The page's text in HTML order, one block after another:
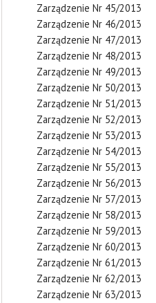
Zarządzenie Nr 45/2013
Zarządzenie Nr 46/2013
Zarządzenie Nr 47/2013
Zarządzenie Nr 48/2013
Zarządzenie Nr 49/2013
Zarządzenie Nr 50/2013
Zarządzenie Nr 51/2013
Zarządzenie Nr 52/2013
Zarządzenie Nr 53/2013
Zarządzenie Nr 54/2013
Zarządzenie Nr 55/2013
Zarządzenie Nr 56/2013
Zarządzenie Nr 57/2013
Zarządzenie Nr 58/2013
Zarządzenie Nr 59/2013
Zarządzenie Nr 60/2013
Zarządzenie Nr 61/2013
Zarządzenie Nr 62/2013
Zarządzenie Nr 63/2013